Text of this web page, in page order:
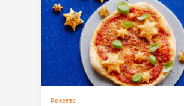
Recette